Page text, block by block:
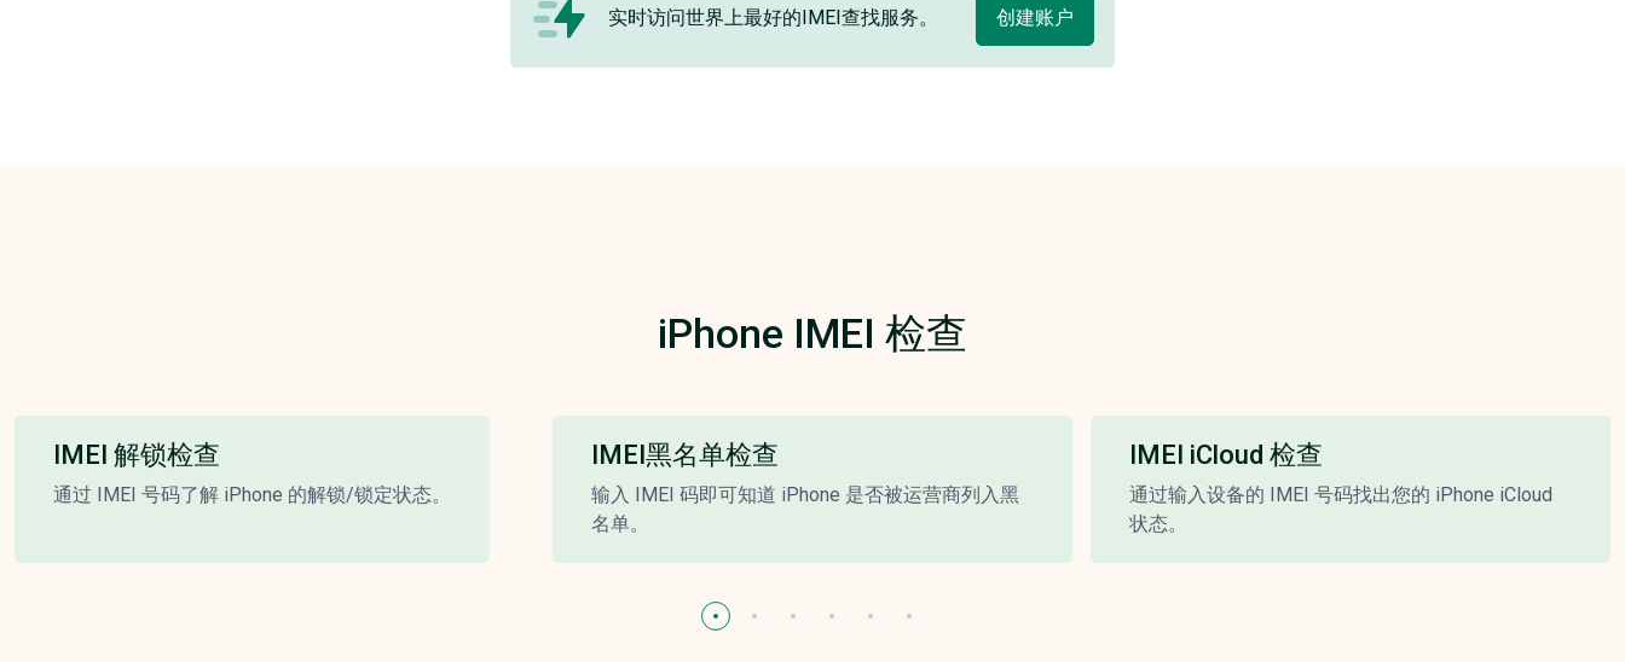
实时访问世界上最好的IMEI查找服务。 创建账户
iPhone IMEI 检查
IMEI 解锁检查
通过 IMEI 号码了解 iPhone 的解锁/锁定状态。
IMEI黑名单检查
输入 IMEI 码即可知道 iPhone 是否被运营商列入黑
名单。
IMEI iCloud 检查
通过输入设备的 IMEI 号码找出您的 iPhone iCloud
状态。